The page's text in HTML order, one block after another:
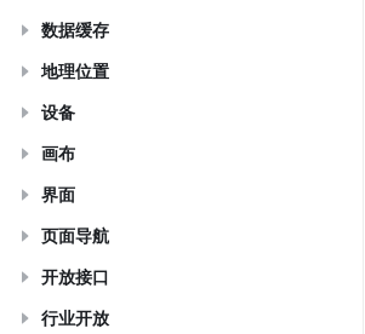
数据缓存
地理位置
设备
画布
界面
页面导航
开放接口
行业开放